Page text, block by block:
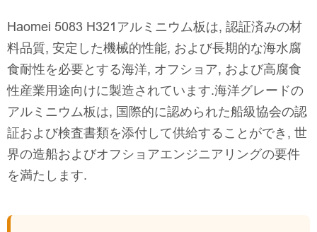
Haomei 5083 H321アルミニウム板は, 認証済みの材
料品質, 安定した機械的性能, および長期的な海水腐
食耐性を必要とする海洋, オフショア, および高腐食
性産業用途向けに製造されています.海洋グレードの
アルミニウム板は, 国際的に認められた船級協会の認
証および検査書類を添付して供給することができ, 世
界の造船およびオフショアエンジニアリングの要件
を満たします.